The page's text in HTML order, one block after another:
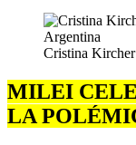
Cristina Kircher
MILEI
LA